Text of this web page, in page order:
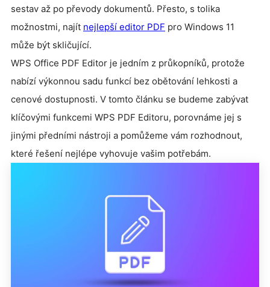
sestav až po převody dokumentů. Přesto, s tolika
možnostmi, najít nejlepší editor PDF pro Windows 11
může být skličující.
WPS Office PDF Editor je jedním z průkopníků, protože
nabízí výkonnou sadu funkcí bez obětování lehkosti a
cenové dostupnosti. V tomto článku se budeme zabývat
klíčovými funkcemi WPS PDF Editoru, porovnáme jej s
jinými předními nástroji a pomůžeme vám rozhodnout,
které řešení nejlépe vyhovuje vašim potřebám.